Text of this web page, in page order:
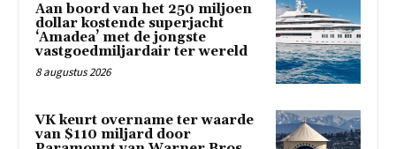
Aan boord van het 250 miljoen
dollar kostende superjacht
‘Amadea’ met de jongste
vastgoedmiljardair ter wereld
8 augustus 2026
VK keurt overname ter waarde
van $110 miljard door